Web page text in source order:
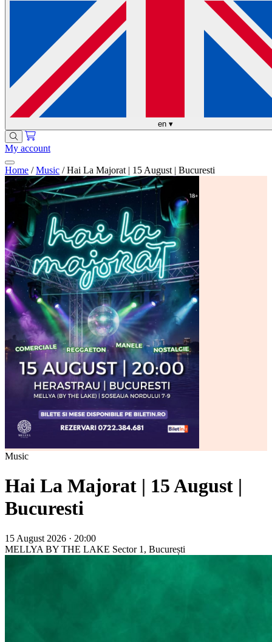
en ▾
My account
Home / Music / Hai La Majorat | 15 August | Bucuresti
Music
Hai La Majorat | 15 August |
Bucuresti
15 August 2026 · 20:00
MELLYA BY THE LAKE Sector 1, București